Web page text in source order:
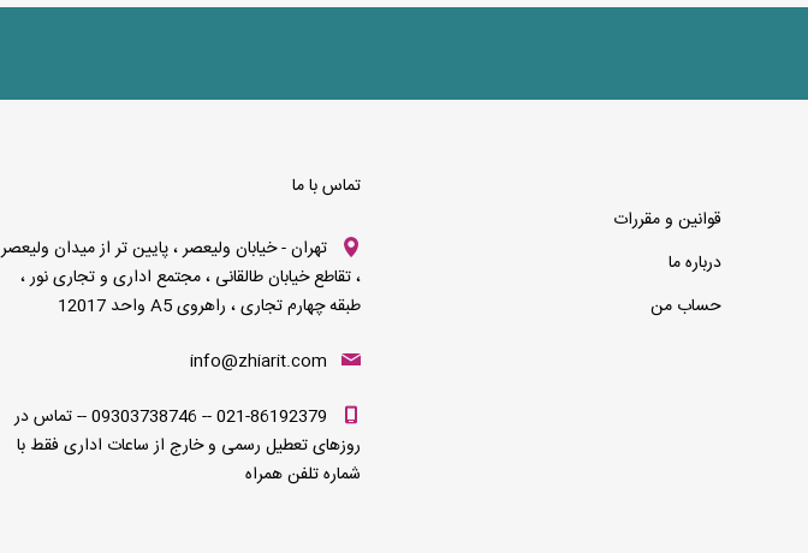
قوانین و مقررات
درباره ما
حساب من
تماس با ما
تهران - خیابان ولیعصر ، پایین تر از میدان ولیعصر
، تقاطع خیابان طالقانی ، مجتمع اداری و تجاری نور ،
طبقه چهارم تجاری ، راهروی A5 واحد 12017
info@zhiarit.com
021-86192379 -- 09303738746 -- تماس در
روزهای تعطیل رسمی و خارج از ساعات اداری فقط با
شماره تلفن همراه